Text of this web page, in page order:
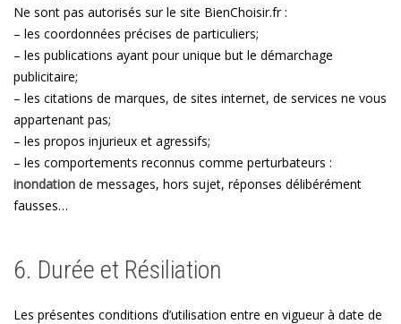
Ne sont pas autorisés sur le site BienChoisir.fr :
– les coordonnées précises de particuliers;
– les publications ayant pour unique but le démarchage
publicitaire;
– les citations de marques, de sites internet, de services ne vous
appartenant pas;
– les propos injurieux et agressifs;
– les comportements reconnus comme perturbateurs :
inondation de messages, hors sujet, réponses délibérément
fausses…
6. Durée et Résiliation
Les présentes conditions d’utilisation entre en vigueur à date de